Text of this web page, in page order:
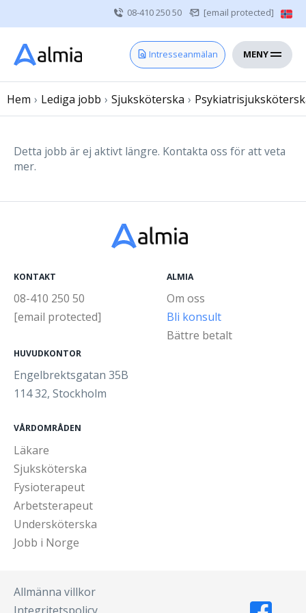
08-410 250 50 [email protected]
Intresseanmälan MENY
Hem
Vårdgivare
Om oss
Sjuksköterska
Läkare
Hem › Lediga jobb › Sjuksköterska ›
Detta jobb är ej aktivt längre. Kontakta oss för att veta
mer.
KONTAKT
08-410 250 50
[email protected]
HUVUDKONTOR
Engelbrektsgatan 35B
114 32, Stockholm
ALMIA
Om oss
Bli konsult
Bättre betalt
VÅRDOMRÅDEN
Läkare
Sjuksköterska
Fysioterapeut
Arbetsterapeut
Undersköterska
Jobb i Norge
Allmänna villkor
Integritetspolicy